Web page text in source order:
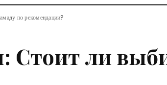
по рекомендации?
Стоит ли